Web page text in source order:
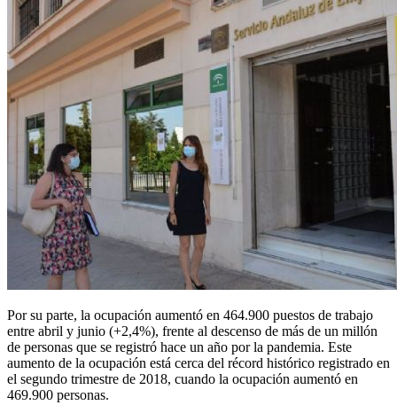
Por su parte, la ocupación aumentó en 464.900 puestos de trabajo
entre abril y junio (+2,4%), frente al descenso de más de un millón
de personas que se registró hace un año por la pandemia. Este
aumento de la ocupación está cerca del récord histórico registrado en
el segundo trimestre de 2018, cuando la ocupación aumentó en
469.900 personas.